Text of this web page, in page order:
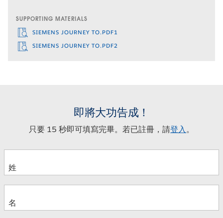
SUPPORTING MATERIALS
SIEMENS JOURNEY TO.PDF1
SIEMENS JOURNEY TO.PDF2
即將大功告成！
只要 15 秒即可填寫完畢。若已註冊，請登入。